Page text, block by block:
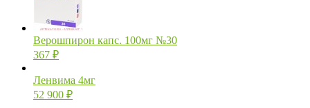
Верошпирон капс. 100мг №30
367 ₽
Ленвима 4мг
52 900 ₽